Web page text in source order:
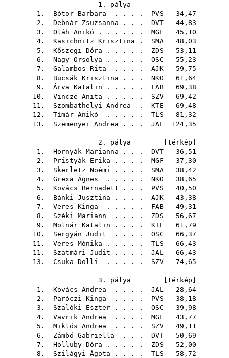
1. pálya
1. Bótor Barbara . . . . PVS 34,47
2. Debnár Zsuzsanna . . . DVT 44,83
3. Oláh Anikó . . . . . . MGF 45,10
4. Kasichnitz Krisztina . SMA 48,03
5. Kőszegi Dóra . . . . . ZDS 53,11
6. Nagy Orsolya . . . . . OSC 55,23
7. Galambos Rita . . . . AJK 59,75
8. Bucsák Krisztina . . . NKO 61,64
9. Árva Katalin . . . . . FAB 69,38
10. Vincze Anita . . . . . SZV 69,42
11. Szombathelyi Andrea . KTE 69,48
12. Tímár Anikó . . . . . TLS 81,32
13. Szemenyei Andrea . . . JAL 124,35
2. pálya [ térkép
1. Hornyák Marianna . . . DVT 36,51
2. Pristyák Erika . . . . MGF 37,30
3. Skerletz Noémi . . . . SMA 38,42
4. Grexa Ágnes . . . . . NKO 38,65
5. Kovács Bernadett . . . PVS 40,50
6. Bánki Jusztina . . . . AJK 43,38
7. Veres Kinga . . . . . FAB 49,31
8. Széki Mariann . . . . ZDS 56,67
9. Molnár Katalin . . . . KTE 61,79
10. Sergyán Judit . . . . OSC 66,37
11. Veres Mónika . . . . . TLS 66,43
11. Szatmári Judit . . . . JAL 66,43
13. Csuka Dolli . . . . . SZV 74,65
3. pálya [ térkép
1. Kovács Andrea . . . . JAL 28,64
2. Paróczi Kinga . . . . PVS 38,18
3. Szalóki Eszter . . . . OSC 39,98
4. Vavrik Andrea . . . . MGF 43,77
5. Miklós Andrea . . . . SZV 49,11
6. Zámbó Gabriella . . . DVT 50,69
7. Holluby Dóra . . . . . ZDS 52,00
8. Szilágyi Ágota . . . . TLS 58,72